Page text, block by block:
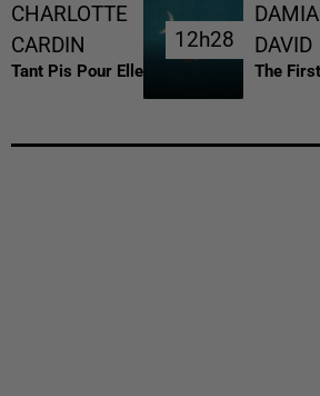
CHARLOTTE
CARDIN
Tant Pis Pour Elle
12h28
12h28
DAVID
The